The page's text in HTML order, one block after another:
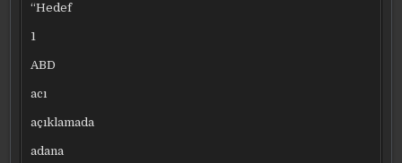
“Hedef
1
ABD
acı
açıklamada
adana